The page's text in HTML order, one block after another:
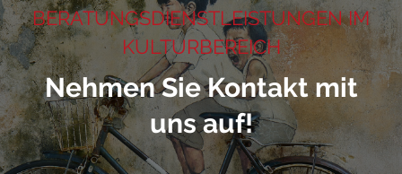
BERATUNGSDIENSTLEISTUNGEN IM
KULTURBEREICH
Nehmen Sie Kontakt mit
uns auf!